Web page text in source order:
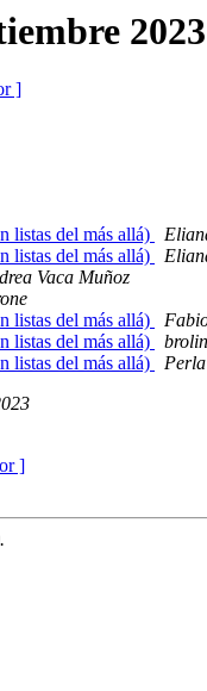
]
listas del más allá)
listas del más allá)
Vaca Muñoz
listas del más allá)
listas del más allá)
brolin
listas del más allá)
]